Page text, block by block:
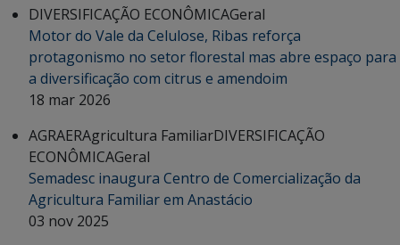
DIVERSIFICAÇÃO ECONÔMICAGeral
Motor do Vale da Celulose, Ribas reforça
protagonismo no setor florestal mas abre espaço para
a diversificação com citrus e amendoim
18 mar 2026
AGRAERAgricultura FamiliarDIVERSIFICAÇÃO
ECONÔMICAGeral
Semadesc inaugura Centro de Comercialização da
Agricultura Familiar em Anastácio
03 nov 2025